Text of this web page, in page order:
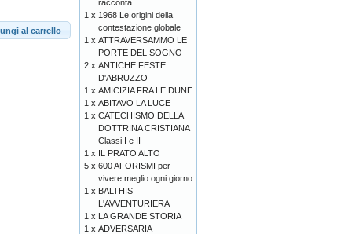
al carrello
racconta
1 x 1968 Le origini della
contestazione globale
1 x ATTRAVERSAMMO LE
PORTE DEL SOGNO
2 x ANTICHE FESTE
D'ABRUZZO
1 x AMICIZIA FRA LE DUNE
1 x ABITAVO LA LUCE
1 x CATECHISMO DELLA
DOTTRINA CRISTIANA
Classi I e II
1 x IL PRATO ALTO
5 x 600 AFORISMI per
vivere meglio ogni giorno
1 x BALTHIS
L'AVVENTURIERA
1 x LA GRANDE STORIA
1 x ADVERSARIA